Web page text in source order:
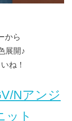
から
展開♪
ね！
Nアンジ
ット